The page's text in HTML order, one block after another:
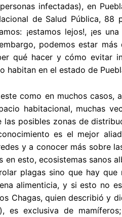
infectadas), en
de Salud Pública,
¡estamos lejos!, ¡es
podemos estar
qué hacer y cómo evitar
habitan en el estado de
como en muchos
habitacional, muchas
las posibles zonas de
es el mejor
y a conocer más sobre
en esto, ecosistemas sanos
plagas sino que hay
alimenticia, y si esto no
Chagas, quien describió y
es exclusiva de